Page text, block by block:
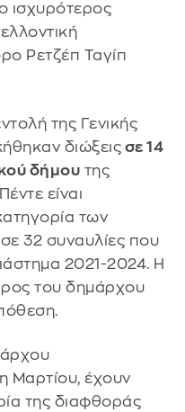
ισχυρότερος
Ρετζέπ Ταγίπ
της Γενικής
διώξεις σε 14
δήμου της
είναι
των
32 συναυλίες που
2021-2024. Η
του δημάρχου
Μαρτίου, έχουν
της διαφθοράς